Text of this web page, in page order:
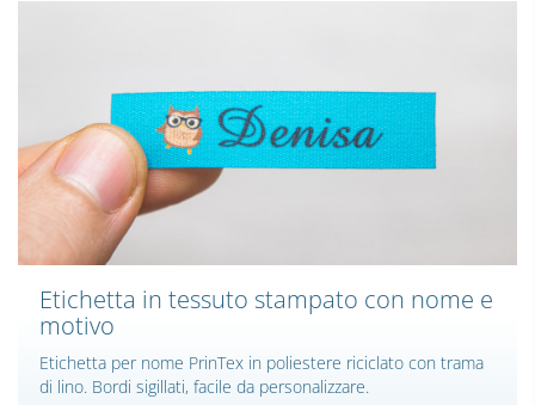
Etichetta in tessuto stampato con nome e
motivo
Etichetta per nome PrinTex in poliestere riciclato con trama
di lino. Bordi sigillati, facile da personalizzare.